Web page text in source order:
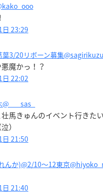
23:29
葉3/20リボーン募集
魔かっ！？
22:02
@___sas_
馬きゅんのイベント行きた
）
21:50
んか)@2/10〜12東京
21:40